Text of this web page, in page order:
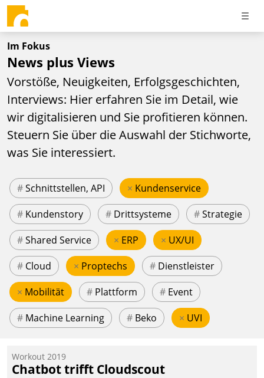
Im Fokus
News plus Views
Vorstöße, Neuigkeiten, Erfolgsgeschichten,
Interviews: Hier erfahren Sie im Detail, wie
wir digitalisieren und Sie profitieren können.
Steuern Sie über die Auswahl der Stichworte,
was Sie interessiert.
#Schnittstellen, API × Kundenservice
# Kundenstory # Drittsysteme #Strategie
#Shared Service × ERP × UX/UI
# Cloud × Proptechs # Dienstleister
× Mobilität # Plattform # Event
# Machine Learning # Beko × UVI
Workout 2019
Chatbot trifft Cloudscout